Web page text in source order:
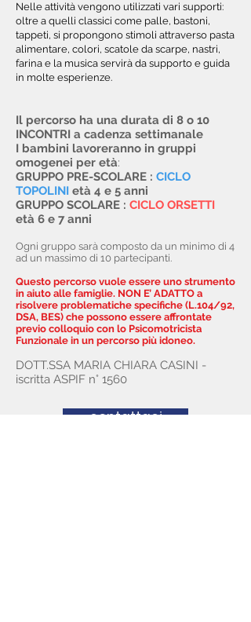
Nelle attività vengono utilizzati vari supporti:
oltre a quelli classici come palle, bastoni,
tappeti, si propongono stimoli attraverso pasta
alimentare, colori, scatole da scarpe, nastri,
farina e la musica servirà da supporto e guida
in molte esperienze.
Il percorso ha una durata di 8 o 10
INCONTRI a cadenza settimanale
I bambini lavoreranno in gruppi
omogenei per età:
GRUPPO PRE-SCOLARE : CICLO
TOPOLINI età 4 e 5 anni
GRUPPO SCOLARE : CICLO ORSETTI
età 6 e 7 anni
Ogni gruppo sarà composto da un minimo di 4
ad un massimo di 10 partecipanti.
Questo percorso vuole essere uno strumento
in aiuto alle famiglie. NON E’ ADATTO a
risolvere problematiche specifiche (L.104/92,
DSA, BES) che possono essere affrontate
previo colloquio con lo Psicomotricista
Funzionale in un percorso più idoneo.
DOTT.SSA MARIA CHIARA CASINI -
iscritta ASPIF n° 1560
contattaci